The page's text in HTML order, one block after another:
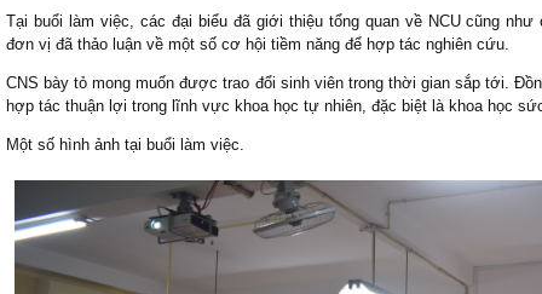
Tại buổi làm việc, các đại biểu đã giới thiệu tổng quan về NCU cũng
đơn vị đã thảo luận về một số cơ hội tiềm năng để hợp tác nghiên cứu.
CNS bày tỏ mong muốn được trao đổi sinh viên trong thời gian sắp tới.
hợp tác thuận lợi trong lĩnh vực khoa học tự nhiên, đặc biệt là khoa học
Một số hình ảnh tại buổi làm việc.